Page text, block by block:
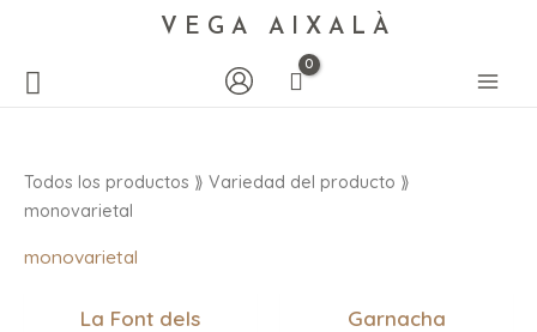
VEGA AIXALÀ
Todos los productos ⟫ Variedad del producto ⟫
monovarietal
monovarietal
La Font dels
Garnacha